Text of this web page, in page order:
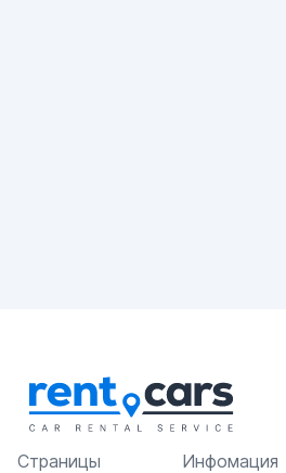
Страницы
Инфомация